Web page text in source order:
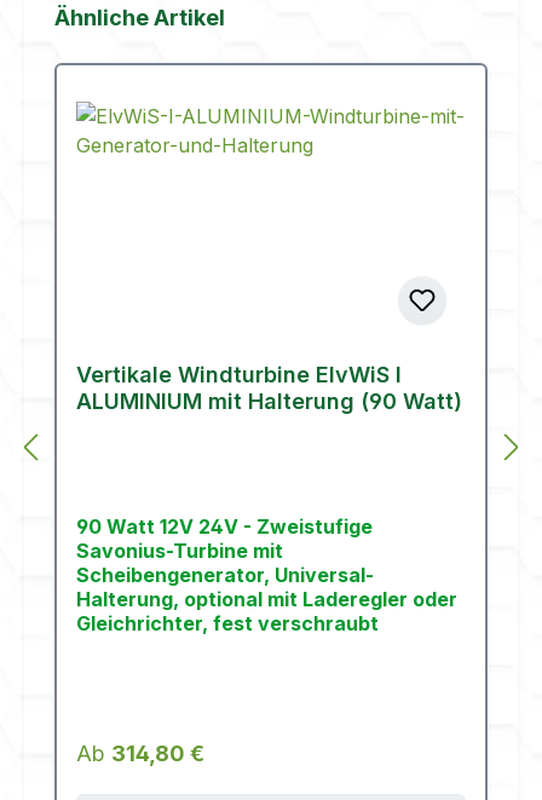
Produktgalerie überspringen
Ähnliche Artikel
Vertikale Windturbine ElvWiS I
ALUMINIUM mit Halterung (90 Watt)
90 Watt 12V 24V - Zweistufige
Savonius-Turbine mit
Scheibengenerator, Universal-
Halterung, optional mit Laderegler oder
Gleichrichter, fest verschraubt
Regulärer Preis:
Ab 314,80 €